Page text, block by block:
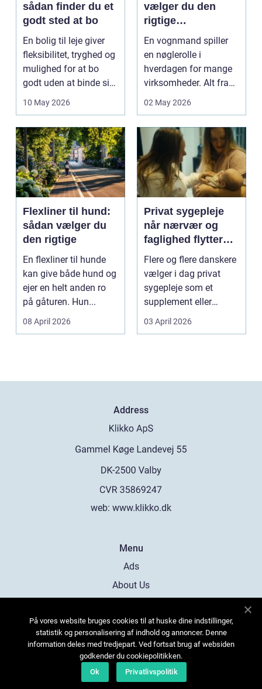
sådan finder du et
godt sted at bo
En bolig til leje giver
fleksibilitet, tryghed og
mulighed for at bo
godt uden at binde sig
ø...
10 May 2026
vælger du den
rigtige
samarbejdspartner
En vognmand spiller
en nøglerolle i
hverdagen for mange
virksomheder. Alt fra
byggematerialer...
02 May 2026
Flexliner til hund:
sådan vælger du
den rigtige
En flexliner til hunde
kan give både hund og
ejer en helt anden ro
på gåturen. Hun...
08 April 2026
Privat sygepleje
når nærvær og
faglighed flytter
hjem i stuen
Flere og flere danskere
vælger i dag privat
sygepleje som et
supplement eller
alternativ til det off...
03 April 2026
Address
web: www.klikko.dk
Menu
Ads
About Us
Contact
Sitemap
På vores website bruges cookies til at huske dine indstillinger,
statistik og personalisering af indhold og annoncer. Denne
information deles med tredjepart. Ved fortsat brug af websiden
godkender du cookiepolitikken.
Ok
Privatlivspolitik